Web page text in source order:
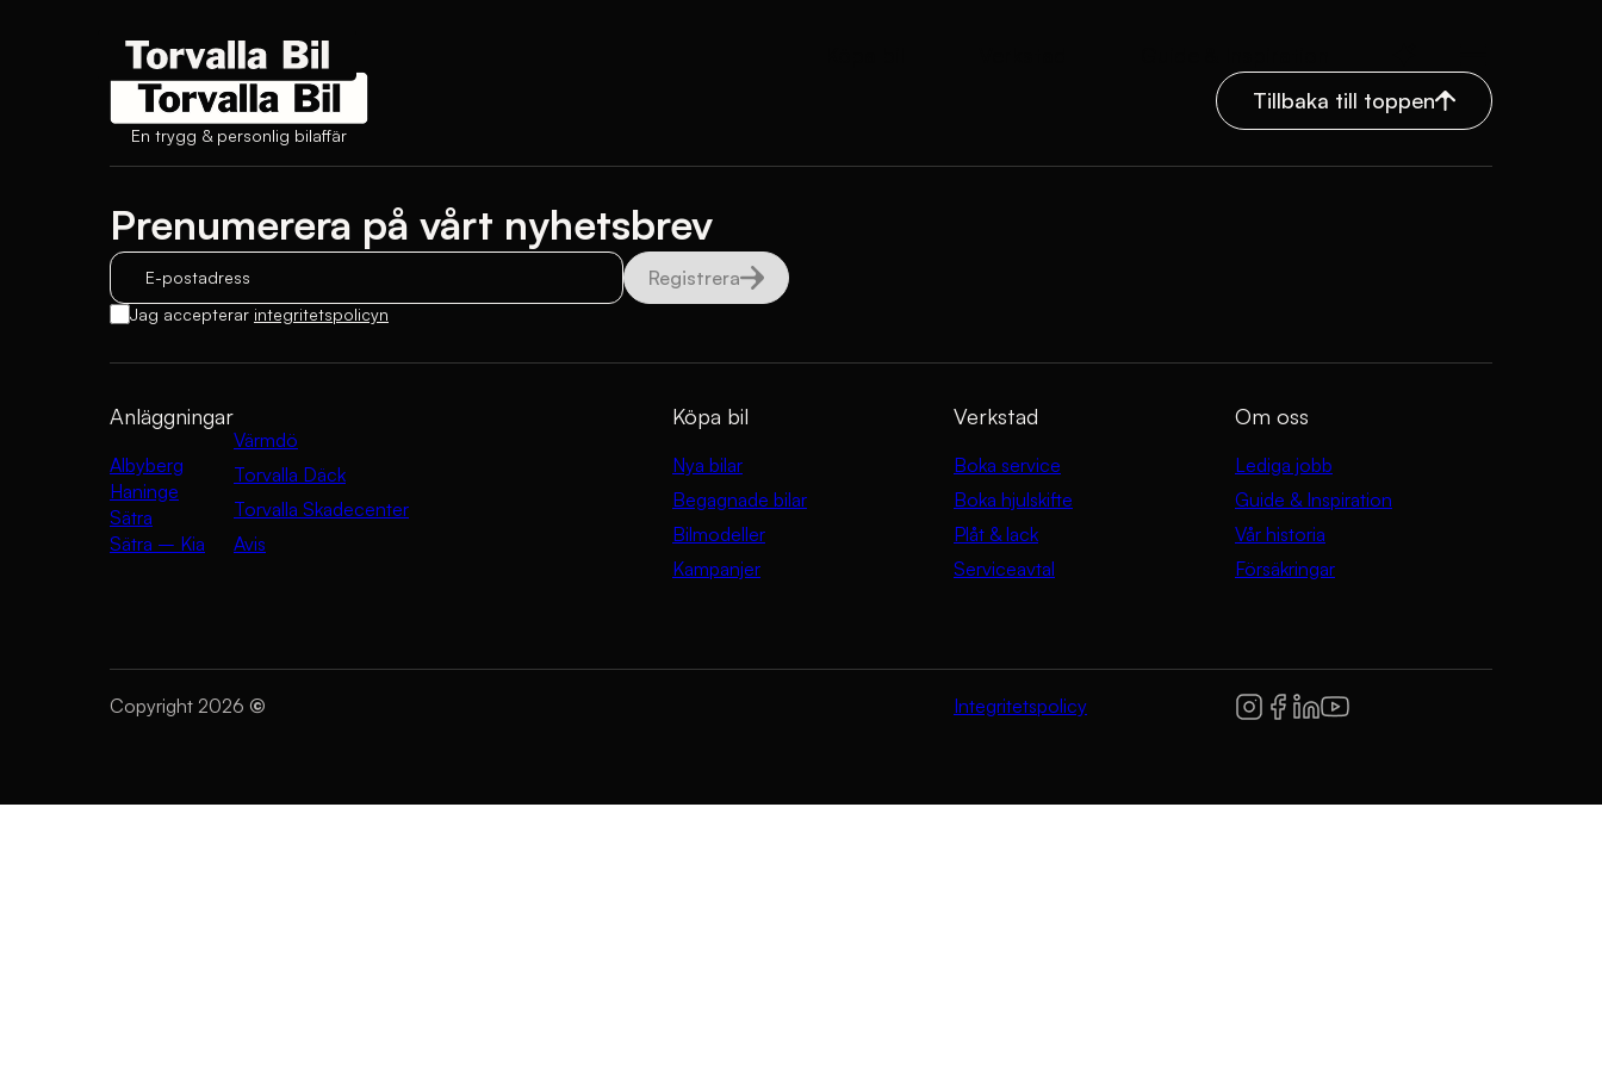
En trygg & personlig bilaffär
Tillbaka till toppen
Prenumerera på vårt nyhetsbrev
E-postadress Registrera
Jag accepterar integritetspolicyn
Anläggningar
Albyberg
Haninge
Sätra
Sätra – Kia
Värmdö
Torvalla Däck
Torvalla Skadecenter
Avis
Köpa bil
Nya bilar
Begagnade bilar
Bilmodeller
Kampanjer
Verkstad
Boka service
Boka hjulskifte
Plåt & lack
Serviceavtal
Om oss
Lediga jobb
Guide & Inspiration
Vår historia
Försäkringar
Copyright 2026 © Integritetspolicy